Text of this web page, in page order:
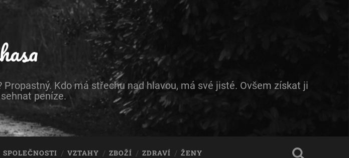
Kdo má střechu nad hlavou, má své jisté. Ovšem získat ji
peníze.
SPOLEČNOSTI VZTAHY ZBOŽÍ ZDRAVÍ ŽENY